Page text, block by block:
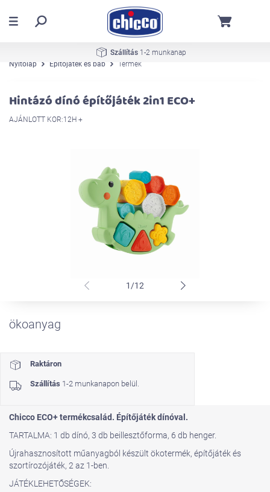
Szállítás 1-2 munkanap
Nyitólap
Építőjáték és báb Termék
Hintázó dínó építőjáték 2in1 ECO+
AJÁNLOTT KOR:12H +
1/12
ökoanyag
Raktáron
Szállítás 1-2 munkanapon belül.
Chicco ECO+ termékcsalád. Építőjáték dínóval.
TARTALMA: 1 db dínó, 3 db beillesztőforma, 6 db henger.
Újrahasznosított műanyagból készült ökotermék, építőjáték és
szortírozójáték, 2 az 1-ben.
JÁTÉKLEHETŐSÉGEK: